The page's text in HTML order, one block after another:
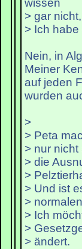
wissen
> gar
> Ich
Nein, in
Meiner
auf jeden
wurden
>
> Peta
> nur
> die
>
> Und ist
>
> Ich
>
> ändert.